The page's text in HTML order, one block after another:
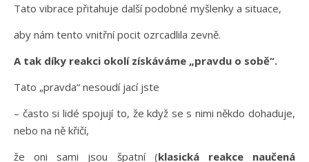
Tato vibrace přitahuje další podobné myšlenky a situace,
aby nám tento vnitřní pocit ozrcadlila zevně.
A tak díky reakci okolí získáváme „pravdu o sobě“.
Tato „pravda“ nesoudí jací jste
– často si lidé spojují to, že když se s nimi někdo dohaduje,
nebo na ně křičí,
že oni sami jsou špatní (klasická reakce naučená